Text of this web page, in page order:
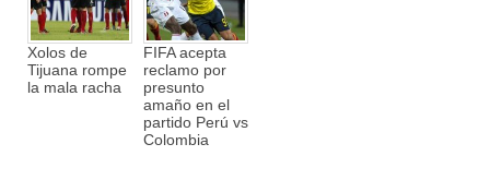
Xolos de
Tijuana rompe
la mala racha
FIFA acepta
reclamo por
presunto
amaño en el
partido Perú vs
Colombia